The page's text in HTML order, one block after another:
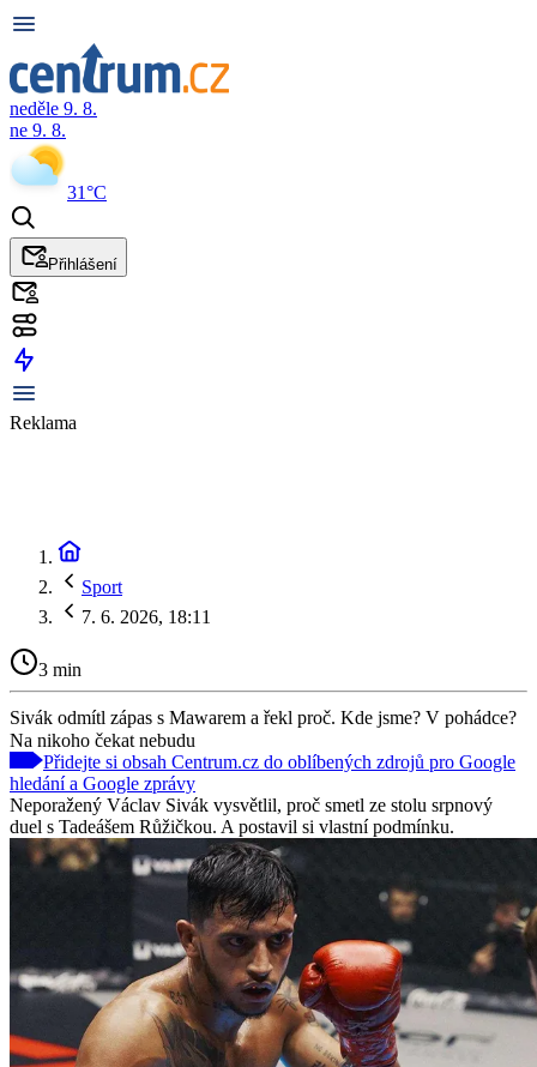
neděle 9. 8.
ne 9. 8.
31°C
Přihlášení
Reklama
Sport
7. 6. 2026, 18:11
3 min
Sivák odmítl zápas s Mawarem a řekl proč. Kde jsme? V pohádce?
Na nikoho čekat nebudu
Přidejte si obsah Centrum.cz do oblíbených zdrojů pro Google
hledání a Google zprávy
Neporažený Václav Sivák vysvětlil, proč smetl ze stolu srpnový
duel s Tadeášem Růžičkou. A postavil si vlastní podmínku.